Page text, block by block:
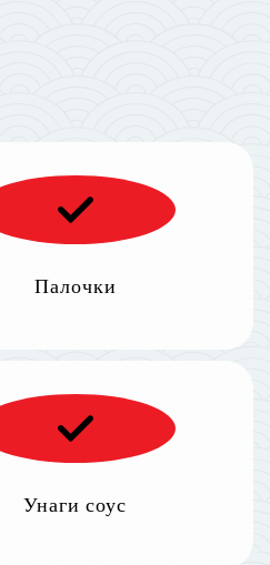
Палочки
Унаги соус